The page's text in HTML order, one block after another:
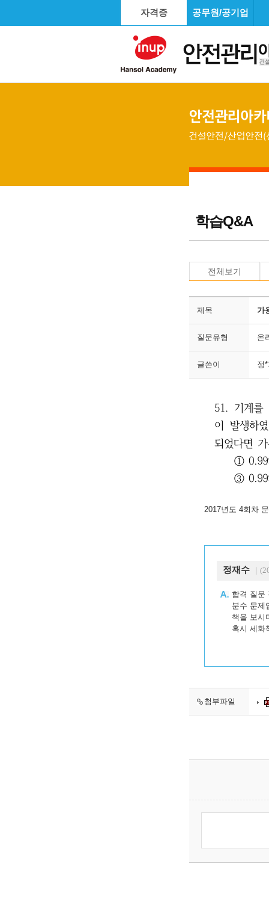
자격증 공무원/공기업
학습Q&A
전체보기
제목 가
질문유형 온
글쓴이 정
2017년도 4회차
정재수 ｜
합격 질문
분수 문제
책을 보시
혹시 세화
첨부파일